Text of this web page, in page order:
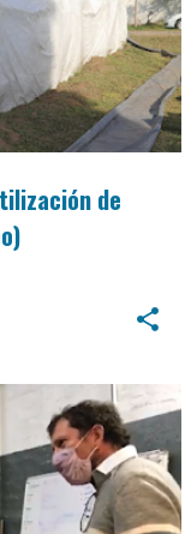
de